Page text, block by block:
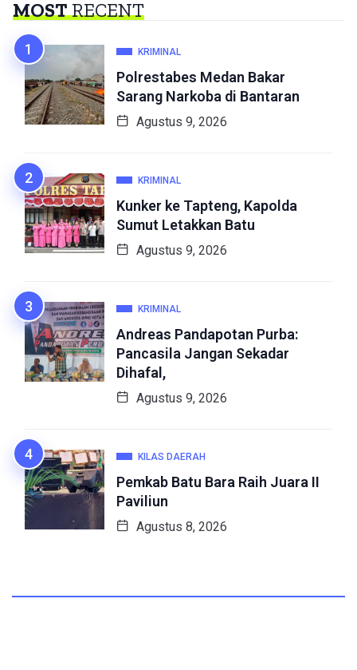
MOSTRECENT
KRIMINAL
Polrestabes Medan Bakar
Sarang Narkoba di Bantaran
Agustus 9, 2026
KRIMINAL
Kunker ke Tapteng, Kapolda
Sumut Letakkan Batu
Agustus 9, 2026
KRIMINAL
Andreas Pandapotan Purba:
Pancasila Jangan Sekadar
Dihafal,
Agustus 9, 2026
KILAS DAERAH
Pemkab Batu Bara Raih Juara II
Paviliun
Agustus 8, 2026